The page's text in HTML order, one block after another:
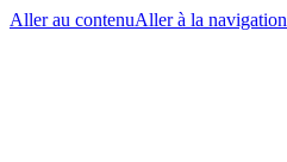
Aller au contenuAller à la navigation